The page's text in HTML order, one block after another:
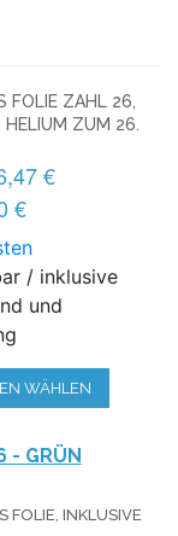
FOLIE ZAHL 26,
ZUM 26.
€
€
/ inklusive
und
WÄHLEN
- GRÜN
FOLIE, INKLUSIVE